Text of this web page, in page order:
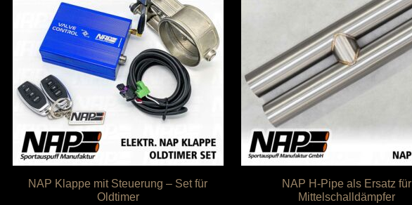
NAP Klappe mit Steuerung – Set für
Oldtimer
NAP H-Pipe als Ersatz für
Mittelschalldämpfer